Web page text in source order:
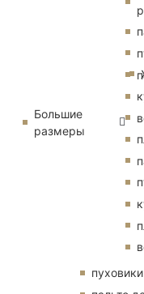
Большие
размеры
пуховики